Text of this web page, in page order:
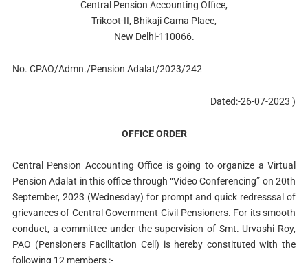
Central Pension Accounting Office,
Trikoot-II, Bhikaji Cama Place,
New Delhi-110066.
No. CPAO/Admn./Pension Adalat/2023/242
Dated:-26-07-2023 )
OFFICE ORDER
Central Pension Accounting Office is going to organize a Virtual
Pension Adalat in this office through “Video Conferencing” on 20th
September, 2023 (Wednesday) for prompt and quick redresssal of
grievances of Central Government Civil Pensioners. For its smooth
conduct, a committee under the supervision of Smt. Urvashi Roy,
PAO (Pensioners Facilitation Cell) is hereby constituted with the
following 12 members :-